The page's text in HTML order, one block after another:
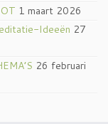
1 maart 2026
Ideeën 27
26 februari